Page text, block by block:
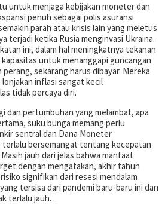
untuk menjaga kebijakan moneter dan
penuh sebagai polis asuransi
parah atau krisis lain yang meletus
terjadi ketika Rusia menginvasi Ukraina.
ini, dalam hal meningkatnya tekanan
untuk menanggapi guncangan
sekarang harus dibayar. Mereka
inflasi sangat kecil
tidak percaya diri.
dan pertumbuhan yang melambat, apa
suku bunga memang perlu
sentral dan Dana Moneter
terlalu bersemangat tentang kecepatan
jauh dari jelas bahwa manfaat
dengan mengatakan, akhir tahun
signifikan dari resesi mendalam
tersisa dari pandemi baru-baru ini dan
terlalu jauh. .